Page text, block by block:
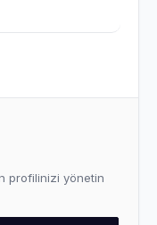
profilinizi yönetin